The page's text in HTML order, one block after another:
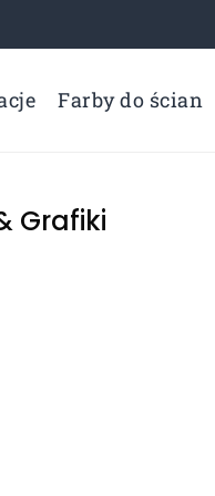
Farby do ścian
Grafiki